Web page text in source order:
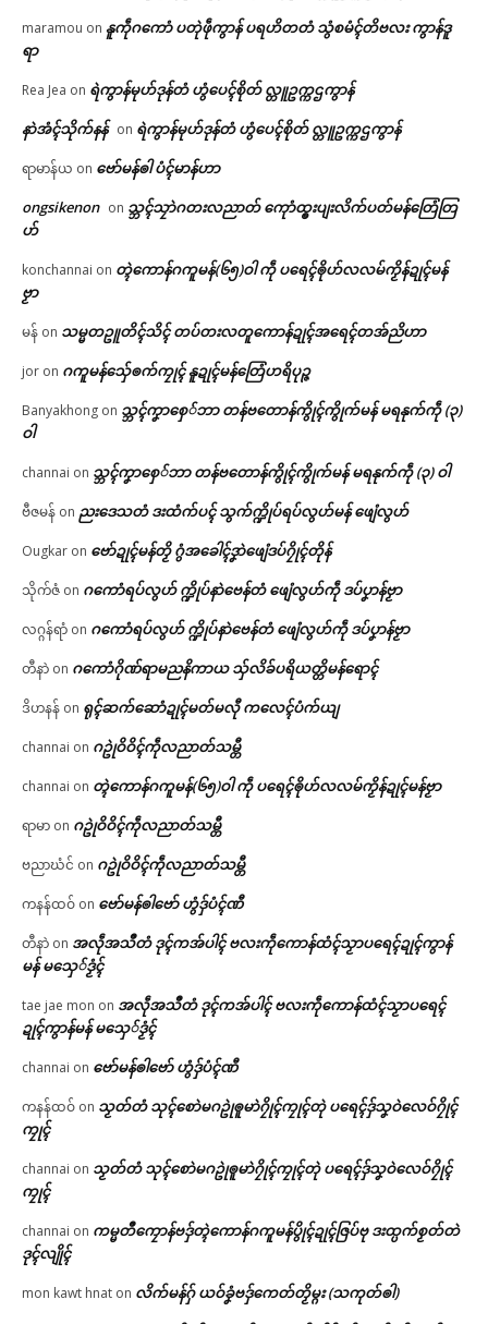
maramou on နူကဵုဂကောံ ပတုဲဖဵုကွာန် ပရဟိတတံ သွံစမံၚ်တိဗလး ကွာန်ဒူ
ရာ
Rea Jea on ရဲကွာန်မုဟ်ဒုန်တံ ဟွံပေၚ်စိုတ် လ္တူဥက္ကဌကွာန်
နာဲအံၚ်သိုက်နန် on ရဲကွာန်မုဟ်ဒုန်တံ ဟွံပေၚ်စိုတ် လ္တူဥက္ကဌကွာန်
ရာမာန်ယ on ဗော်မန်ၜါ ပံၚ်မာန်ဟာ
ongsikenon on သ္ဘၚ်သၠာဲဂတးလညာတ် ကေုာံထ္ၜးပျးလိက်ပတ်မန်တြေံတြ
ဟ်
konchannai on တ္ၚဲကောန်ဂကူမန်(၆၅)ဝါ ကဵု ပရေၚ်ၜိုဟ်လလမ်ကၟိန်ဍုၚ်မန်
ဗၟာ
မန် on သမ္မတဥူတိၚ်သိၚ် တပ်တးလတူကောန်ဍုၚ်အရေၚ်တအ်ညိဟာ
jor on ဂကူမန်​သှ်ေၜက်ကၠုၚ် နူဍုၚ်မန်တြေံဟရိပုဉ္ဇ
Banyakhong on သ္ဘၚ်ကၞာစှေ်ဘာ တန်ဗတောန်ကွိုၚ်ကွိုက်မန် မရနုက်ကဵု (၃)
ဝါ
channai on သ္ဘၚ်ကၞာစှေ်ဘာ တန်ဗတောန်ကွိုၚ်ကွိုက်မန် မရနုက်ကဵု (၃) ဝါ
ဗီဇမန် on ညးဒေသတံ ဒးထံက်ပၚ် သွက်က္ဍိုပ်ရပ်လွဟ်မန် ဖျေံလွဟ်
Ougkar on ဗော်ဍုၚ်မန်တၟိ ဂွံအခေါၚ်ဒၞာဲဖျေံဒပ်ဂၠိုၚ်တိုန်
သိုက်ဇံ on ဂကောံရပ်လွဟ် က္ဍိုပ်နာဲဗေန်တံ ဖျေံလွဟ်ကဵု ဒပ်ပၞာန်ဗၟာ
လဂ္ဂန်ရာံ on ဂကောံရပ်လွဟ် က္ဍိုပ်နာဲဗေန်တံ ဖျေံလွဟ်ကဵု ဒပ်ပၞာန်ဗၟာ
တီနာဲ on ဂကောံဂိုဏ်ရာမညနိကာယ သှ်လိခ်ပရိယတ္တိမန်ရောၚ်
ဒိဟနန် on ရုၚ်ဆက်ဆောံဍုၚ်မတ်မလီု ကလေၚ်ပံက်ယျ
channai on ဂဥုဲဝိဝိၚ်ကဵုလညာတ်သမ္တီ
channai on တ္ၚဲကောန်ဂကူမန်(၆၅)ဝါ ကဵု ပရေၚ်ၜိုဟ်လလမ်ကၟိန်ဍုၚ်မန်ဗၟာ
ရာမာ on ဂဥုဲဝိဝိၚ်ကဵုလညာတ်သမ္တီ
ဗညာဃံင် on ဂဥုဲဝိဝိၚ်ကဵုလညာတ်သမ္တီ
ကနန်ထဝ် on ဗော်မန်ၜါဗော် ဟွံဒှ်ပံၚ်ဏီ
တီနာဲ on အလဵုအသဳတံ ဒုၚ်ကအ်ပါၚ် ဗလးကဵုကောန်ထံၚ်သၟာပရေၚ်ဍုၚ်ကွာန်
မန် မသှေ်ဒၟံၚ်
tae jae mon on အလဵုအသဳတံ ဒုၚ်ကအ်ပါၚ် ဗလးကဵုကောန်ထံၚ်သၟာပရေၚ်
ဍုၚ်ကွာန်မန် မသှေ်ဒၟံၚ်
channai on ဗော်မန်ၜါဗော် ဟွံဒှ်ပံၚ်ဏီ
ကနန်ထဝ် on သၟတ်တံ သုၚ်စောဲမဂဥုဲၜူမာဲဂၠိုၚ်ကၠုၚ်တုဲ ပရေၚ်ဒှ်သၞဝဲလေဝ်ဂၠိုၚ်
ကၠုၚ်
channai on သၟတ်တံ သုၚ်စောဲမဂဥုဲၜူမာဲဂၠိုၚ်ကၠုၚ်တုဲ ပရေၚ်ဒှ်သၞဝဲလေဝ်ဂၠိုၚ်
ကၠုၚ်
channai on ကမ္မတဳကၠောန်ဗဒှ်တ္ၚဲကောန်ဂကူမန်ပွိုၚ်ဍုၚ်ဇြပ်ဗု ဒးထ္ပက်စၟတ်တဲ
ဒုၚ်လျိုၚ်
mon kawt hnat on လိက်မန်ဂှ် ယဝ်ခၞံဗဒှ်ကေတ်တၟိမ္ဂး (သကုတ်ၜါ)